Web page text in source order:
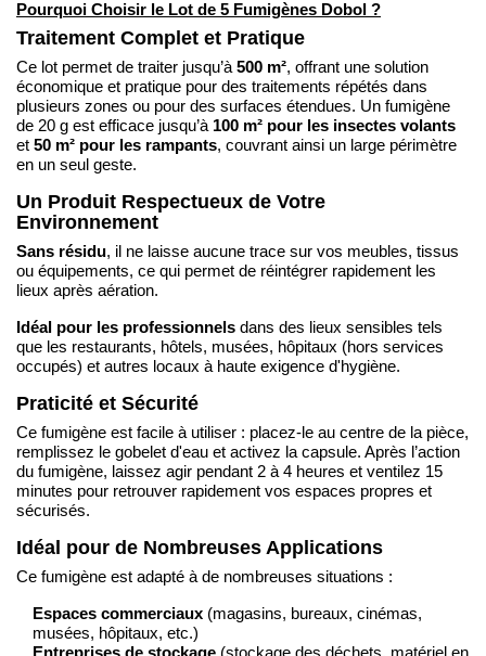
Pourquoi Choisir le Lot de 5 Fumigènes Dobol ?
Traitement Complet et Pratique
Ce lot permet de traiter jusqu’à500 m², offrant une solution
économique et pratique pour des traitements répétés dans
plusieurs zones ou pour des surfaces étendues. Un fumigène
de 20 g est efficace jusqu’à 100 m² pour les insectes volants
et 50 m² pour les rampants, couvrant ainsi un large périmètre
en un seul geste.
Un Produit Respectueux de Votre
Environnement
Sans résidu, il ne laisse aucune trace sur vos meubles, tissus
ou équipements, ce qui permet de réintégrer rapidement les
lieux après aération.
Idéal pour les professionnels dans des lieux sensibles tels
que les restaurants, hôtels, musées, hôpitaux (hors services
occupés) et autres locaux à haute exigence d'hygiène.
Praticité et Sécurité
Ce fumigène est facile à utiliser : placez-le au centre de la pièce,
remplissez le gobelet d'eau et activez la capsule. Après l’action
du fumigène, laissez agir pendant 2 à 4 heures et ventilez 15
minutes pour retrouver rapidement vos espaces propres et
sécurisés.
Idéal pour de Nombreuses Applications
Ce fumigène est adapté à de nombreuses situations :
Espaces commerciaux (magasins, bureaux, cinémas,
musées, hôpitaux, etc.)